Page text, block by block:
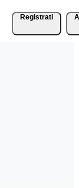
Registrati